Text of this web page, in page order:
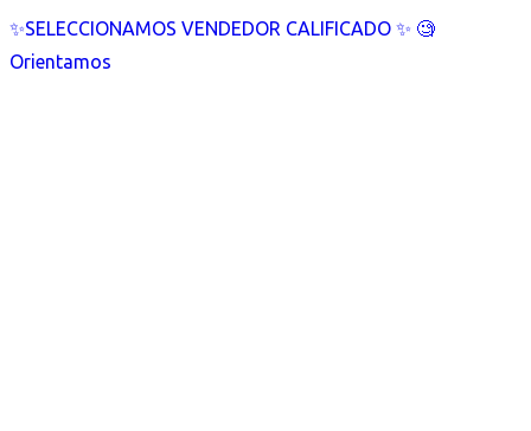
✨SELECCIONAMOS VENDEDOR CALIFICADO ✨ 🧐
Orientamos